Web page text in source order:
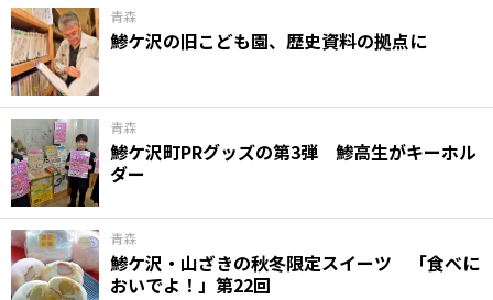
青森
鯵ケ沢の旧こども園、歴史資料の拠点に
青森
鯵ケ沢町PRグッズの第3弾 鯵高生がキーホル
ダー
青森
鯵ケ沢・山ざきの秋冬限定スイーツ 「食べに
おいでよ！」第22回